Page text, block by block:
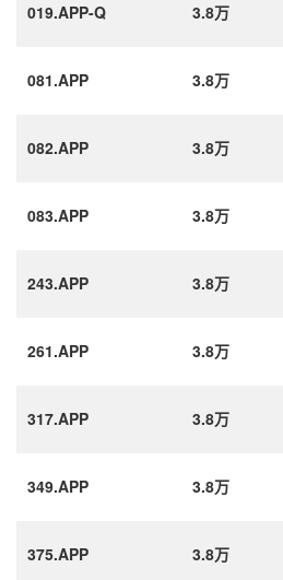
019.APP-Q 3.8万
081.APP 3.8万
082.APP 3.8万
083.APP 3.8万
243.APP 3.8万
261.APP 3.8万
317.APP 3.8万
349.APP 3.8万
375.APP 3.8万